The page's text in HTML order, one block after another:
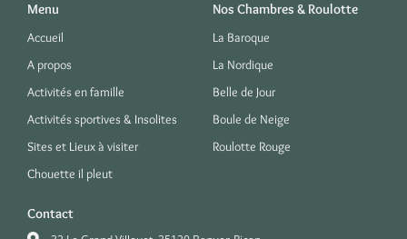
Menu
Accueil
A propos
Activités en famille
Activités sportives & Insolites
Sites et Lieux à visiter
Chouette il pleut
Nos Chambres & Roulotte
La Baroque
La Nordique
Belle de Jour
Boule de Neige
Roulotte Rouge
Contact